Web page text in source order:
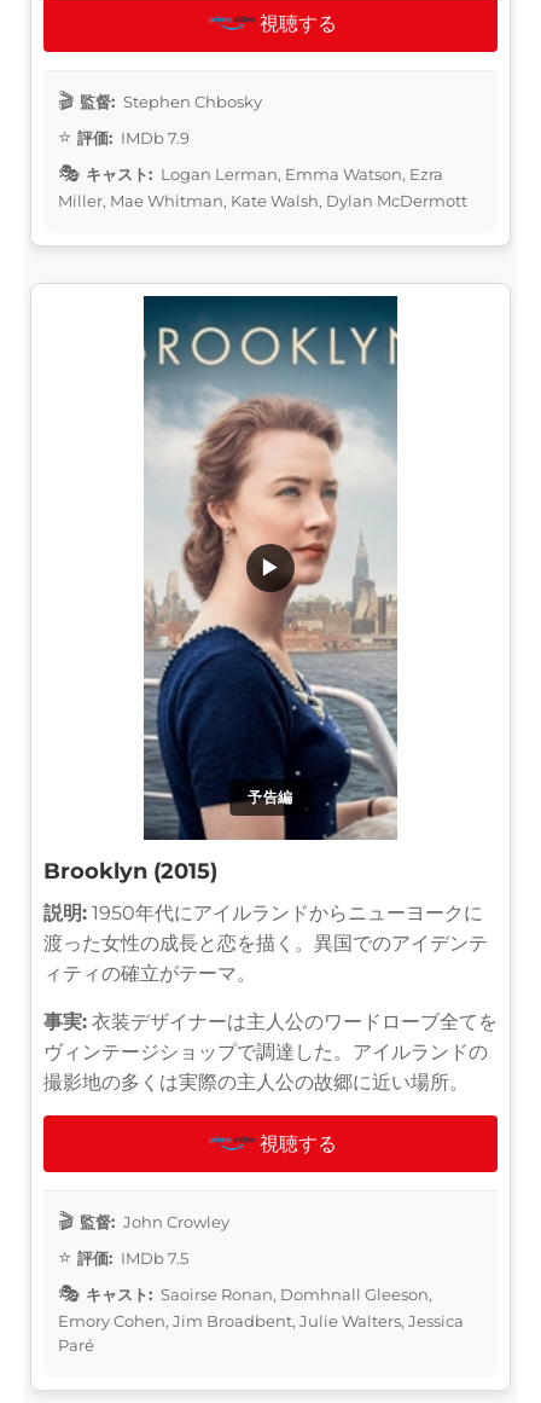
視聴する
監督: Stephen Chbosky
評価: IMDb 7.9
キャスト: Logan Lerman, Emma Watson, Ezra
Miller, Mae Whitman, Kate Walsh, Dylan McDermott
予告編
▶
Brooklyn (2015)
説明: 1950年代にアイルランドからニューヨークに
渡った女性の成長と恋を描く。異国でのアイデンテ
ィティの確立がテーマ。
事実: 衣装デザイナーは主人公のワードローブ全てを
ヴィンテージショップで調達した。アイルランドの
撮影地の多くは実際の主人公の故郷に近い場所。
視聴する
監督: John Crowley
評価: IMDb 7.5
キャスト: Saoirse Ronan, Domhnall Gleeson,
Emory Cohen, Jim Broadbent, Julie Walters, Jessica
Paré